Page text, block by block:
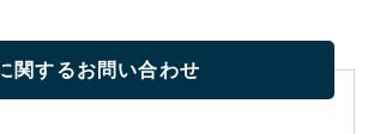
関するお問い合わせ